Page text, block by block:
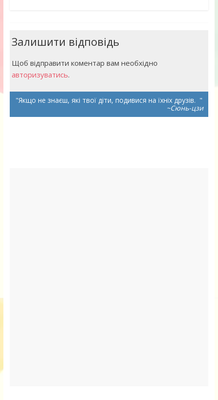
Залишити відповідь
Щоб відправити коментар вам необхідно
авторизуватись.
Якщо не знаєш, які твої діти, подивися на їхніх друзів.
~Сюнь-цзи